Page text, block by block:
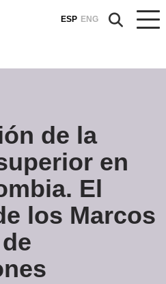
ESP ENG
de la
en
El
los Marcos